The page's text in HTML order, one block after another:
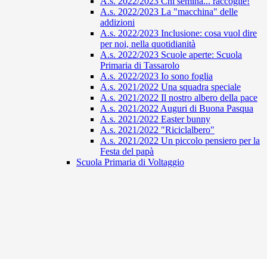
A.s. 2022/2023 La "macchina" delle
addizioni
A.s. 2022/2023 Inclusione: cosa vuol dire
per noi, nella quotidianità
A.s. 2022/2023 Scuole aperte: Scuola
Primaria di Tassarolo
A.s. 2022/2023 Io sono foglia
A.s. 2021/2022 Una squadra speciale
A.s. 2021/2022 Il nostro albero della pace
A.s. 2021/2022 Auguri di Buona Pasqua
A.s. 2021/2022 Easter bunny
A.s. 2021/2022 "Riciclalbero"
A.s. 2021/2022 Un piccolo pensiero per la
Festa del papà
Scuola Primaria di Voltaggio